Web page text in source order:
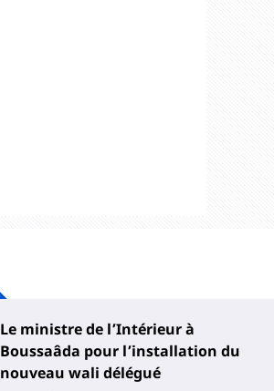
Le ministre de l’Intérieur à
Boussaâda pour l’installation du
nouveau wali délégué